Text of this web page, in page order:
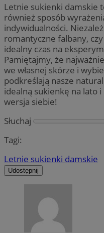
Letnie sukienki damskie
również sposób
indywidualności.
romantyczne falbany,
idealny czas na
Pamiętajmy, że
we własnej skórze i
podkreślają nasze
idealną sukienkę na lato
wersja siebie!
Słuchaj
Tagi:
Letnie sukienki damskie
Udostępnij